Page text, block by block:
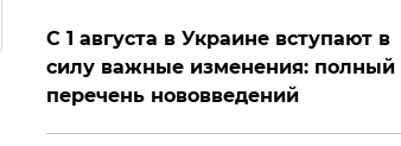
С 1 августа в Украине вступают в
силу важные изменения: полный
перечень нововведений